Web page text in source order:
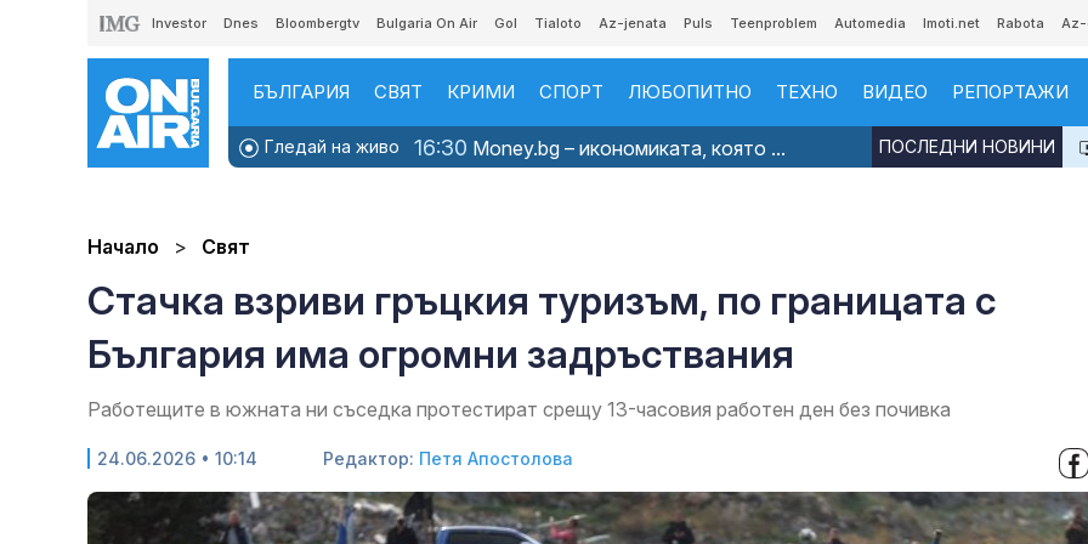
Investor Dnes Bloombergtv Bulgaria On Air Gol Tialoto Az-jenata Puls Teenproblem Automedia Imoti.net Rabota
БЪЛГАРИЯ СВЯТ КРИМИ СПОРТ ЛЮБОПИТНО ТЕХНО ВИДЕО РЕПОРТАЖИ
Гледай на живо 16:30 Money.bg – икономиката, която ... ПОСЛЕДНИ НОВИНИ
Начало Свят
Стачка взриви гръцкия туризъм, по границата с
България има огромни задръствания
Работещите в южната ни съседка протестират срещу 13-часовия работен ден без почивка
24.06.2026 • 10:14 Редактор: Петя Апостолова